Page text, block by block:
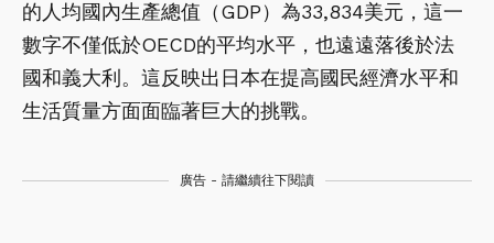
的人均國內生產總值（GDP）為33,834美元，這一
數字不僅低於OECD的平均水平，也遠遠落後於法
國和義大利。這反映出日本在提高國民經濟水平和
生活質量方面面臨著巨大的挑戰。
廣告 - 請繼續往下閱讀